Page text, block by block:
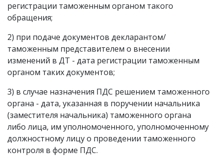
регистрации таможенным органом такого
обращения;
2) при подаче документов декларантом/
таможенным представителем о внесении
изменений в ДТ - дата регистрации таможенным
органом таких документов;
3) в случае назначения ПДС решением таможенного
органа - дата, указанная в поручении начальника
(заместителя начальника) таможенного органа
либо лица, им уполномоченного, уполномоченному
должностному лицу о проведении таможенного
контроля в форме ПДС.